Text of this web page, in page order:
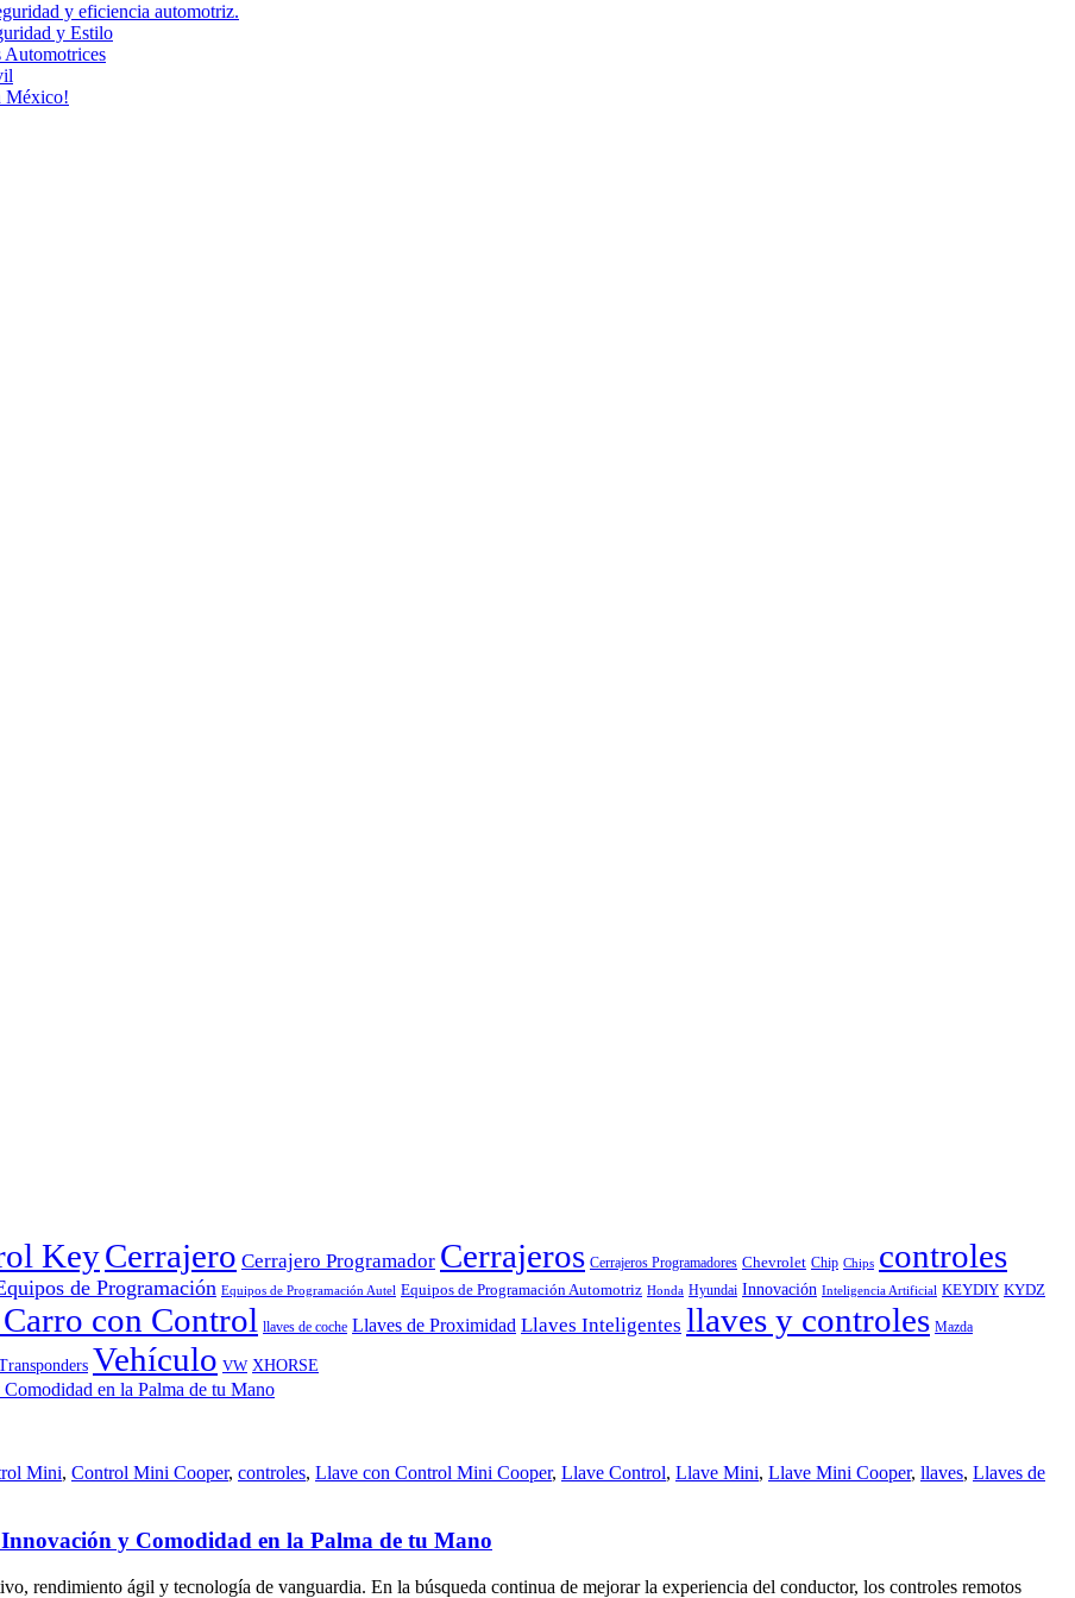
y eficiencia automotriz.
y Estilo
Automotrices
México!
KeyCerrajero Cerrajero Programador Cerrajeros Cerrajeros Programadores Chevrolet Chip Chips controles
de Programación Equipos de Programación Autel Equipos de Programación Automotriz Honda Hyundai Innovación Inteligencia Artificial KEYDIY KYDZ
con Control llaves de coche Llaves de Proximidad Llaves Inteligentes llaves y controles Mazda
Vehículo VW XHORSE
Mini, Control Mini Cooper, controles, Llave con Control Mini Cooper, Llave Control, Llave Mini, Llave Mini Cooper, llaves, Llaves de
y Comodidad en la Palma de tu Mano
rendimiento ágil y tecnología de vanguardia. En la búsqueda continua de mejorar la experiencia del conductor, los controles remotos